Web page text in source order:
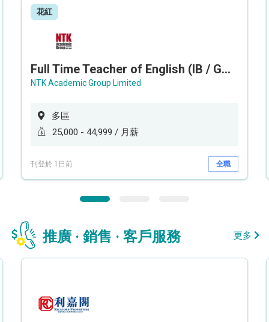
花紅
Full Time Teacher of English (IB / GCEAL /IGCSE)
NTK Academic Group Limited
多區
25,000 - 44,999 / 月薪
刊登於 1日前 全職
推廣 · 銷售 · 客戶服務 更多